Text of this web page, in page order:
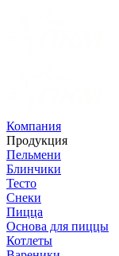
Компания
Продукция
Пельмени
Блинчики
Тесто
Снеки
Пицца
Основа для пиццы
Котлеты